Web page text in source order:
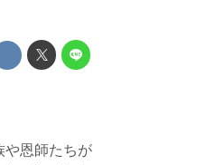
や恩師たちが